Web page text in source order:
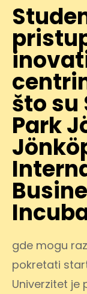
što su
Park
gde mogu
pokretati
Univerzitet je